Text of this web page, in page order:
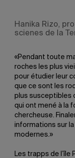
Hanika Rizo,
scienes de la
«Pendant toute
roches les plus
pour étudier leur
que ce sont les
plus susceptibles
qui ont mené à la
chercheuse.
informations sur
modernes.»
Les trapps de l’île